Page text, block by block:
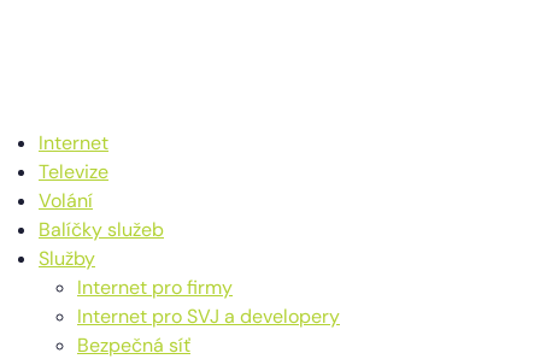
Internet
Televize
Volání
Balíčky služeb
Služby
Internet pro firmy
Internet pro SVJ a developery
Bezpečná síť